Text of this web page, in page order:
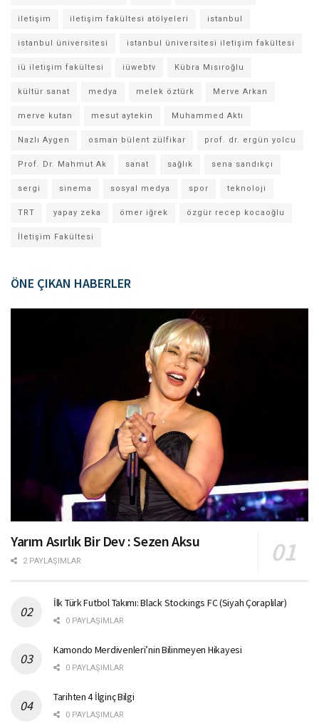
iletişim iletişim fakültesi atölyeleri istanbul
istanbul üniversitesi istanbul üniversitesi iletişim fakültesi
iü iletişim fakültesi iüwebtv Kübra Mısıroğlu
kültür sanat medya melek öztürk Merve Arkan
merve kutan mesut aytekin Muhammed Aktı
Nazlı Aygen osman bülent zülfikar prof. dr. ergün yolcu
Prof. Dr. Mahmut Ak sanat sağlık sena sandıkçı
sergi sinema sosyal medya spor teknoloji
TRT yapay zeka ömer iğrek özgür recep kocaoğlu
İletişim Fakültesi
ÖNE ÇIKAN HABERLER
Yarım Asırlık Bir Dev : Sezen Aksu
2 PAYLAŞIMLAR
İlk Türk Futbol Takımı: Black Stockings FC (Siyah Çoraplılar)
0 PAYLAŞIMLAR
Kamondo Merdivenleri’nin Bilinmeyen Hikayesi
0 PAYLAŞIMLAR
Tarihten 4 İlginç Bilgi
0 PAYLAŞIMLAR